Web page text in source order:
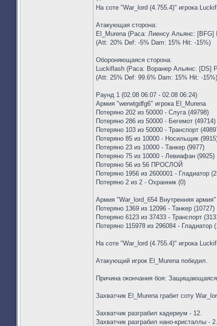
На соте "War_lord (4.755.4)" игрока
Атакующая сторона:
El_Murena (Раса: Лиенсу Альянс:
(Att: 20% Def: -5% Dam: 15% Hit: -15%)
Обороняющаяся сторона:
Luckiflash (Раса: Воранер Альянс: [DS]
(Att: 25% Def: 99.6% Dam: 15% Hit: -15%)
Раунд 1 (02.08 06:07 - 02.08 06:24)
Армия "werwtgdfg6" игрока El_Murena
Потеряно 202 из 50000 - Слуга (49798)
Потеряно 286 из 50000 - Бегемот (49714)
Потеряно 103 из 50000 - Транспорт
Потеряно 85 из 10000 - Носильщик
Потеряно 23 из 10000 - Танкер (9977)
Потеряно 75 из 10000 - Левиафан (9925)
Потеряно 56 из 56 ПРОСЛОЙ
Потеряно 1956 из 2600001 - Гладиатор
Потеряно 2 из 2 - Охранник (0)
Армия "War_lord_654 Внутренняя
Потеряно 1369 из 12096 - Танкер (10727)
Потеряно 6123 из 37433 - Транспорт
Потеряно 115978 из 296084 - Гладиатор
На соте "War_lord (4.755.4)" игрока
Атакующий игрок El_Murena победил.
Причина окончания боя:
Захватчик El_Murena грабит соту
Захватчик разграбил кадериум - 12.
Захватчик разграбил нано-кристаллы - 2.